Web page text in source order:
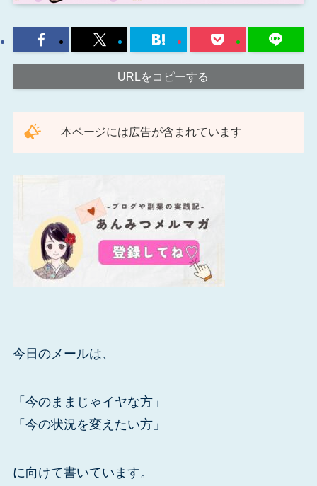
URLをコピーする
本ページには広告が含まれています
今日のメールは、
「今のままじゃイヤな方」
「今の状況を変えたい方」
に向けて書いています。